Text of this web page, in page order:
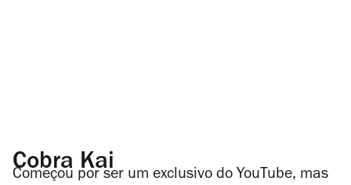
Cobra Kai
Começou por ser um exclusivo do YouTube, mas